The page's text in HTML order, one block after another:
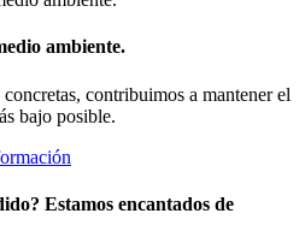
ambiente.
contribuimos a mantener el
bajo posible.
Estamos encantados de